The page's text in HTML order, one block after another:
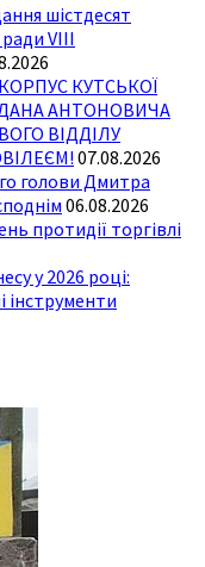
шістдесят
ради VIII
КУТСЬКОЇ
АНТОНОВИЧА
ВІДДІЛУ
07.08.2026
голови Дмитра
06.08.2026
протидії торгівлі
у 2026 році:
інструменти